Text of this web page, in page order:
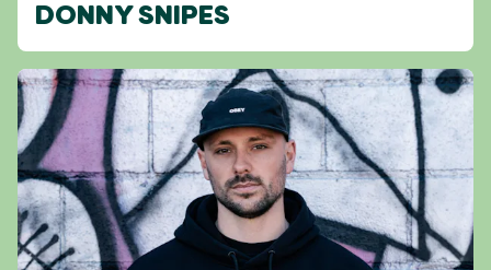
DONNY SNIPES